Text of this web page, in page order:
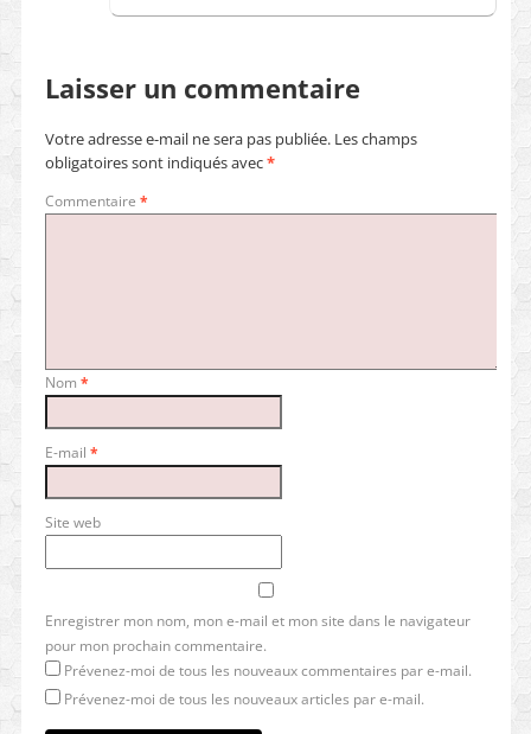
Laisser un commentaire
Votre adresse e-mail ne sera pas publiée. Les champs
obligatoires sont indiqués avec*
Commentaire *
Nom *
E-mail *
Site web
Enregistrer mon nom, mon e-mail et mon site dans le navigateur
pour mon prochain commentaire.
Prévenez-moi de tous les nouveaux commentaires par e-mail.
Prévenez-moi de tous les nouveaux articles par e-mail.